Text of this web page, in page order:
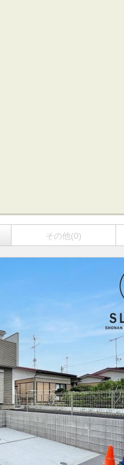
その他(0)